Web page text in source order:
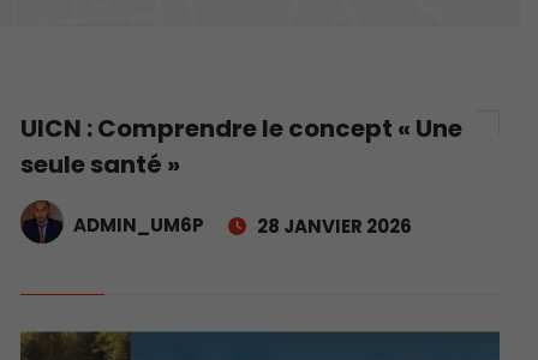
UICN : Comprendre le concept « Une
seule santé »
ADMIN_UM6P 28 JANVIER 2026